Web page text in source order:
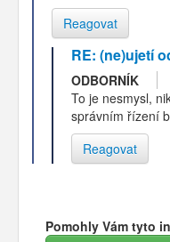
Reagovat
RE: (ne)ujetí
ODBORNÍK
To je nesmysl,
správním řízení
Reagovat
Pomohly Vám tyto